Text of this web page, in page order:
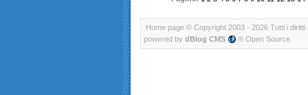
Home page © Copyright 2003 - 2026 Tutti i diritti
powered by dBlog CMS ® Open Source